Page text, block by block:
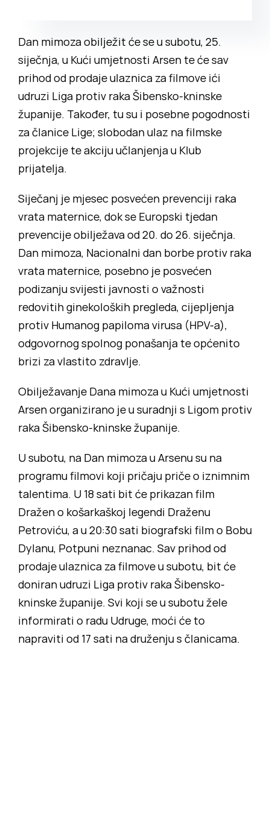
Dan mimoza obilježit će se u subotu, 25.
siječnja, u Kući umjetnosti Arsen te će sav
prihod od prodaje ulaznica za filmove ići
udruzi Liga protiv raka Šibensko-kninske
županije. Također, tu su i posebne pogodnosti
za članice Lige; slobodan ulaz na filmske
projekcije te akciju učlanjenja u Klub
prijatelja.
Siječanj je mjesec posvećen prevenciji raka
vrata maternice, dok se Europski tjedan
prevencije obilježava od 20. do 26. siječnja.
Dan mimoza, Nacionalni dan borbe protiv raka
vrata maternice, posebno je posvećen
podizanju svijesti javnosti o važnosti
redovitih ginekoloških pregleda, cijepljenja
protiv Humanog papiloma virusa (HPV-a),
odgovornog spolnog ponašanja te općenito
brizi za vlastito zdravlje.
Obilježavanje Dana mimoza u Kući umjetnosti
Arsen organizirano je u suradnji s Ligom protiv
raka Šibensko-kninske županije.
U subotu, na Dan mimoza u Arsenu su na
programu filmovi koji pričaju priče o iznimnim
talentima. U 18 sati bit će prikazan film
Dražen o košarkaškoj legendi Draženu
Petroviću, a u 20:30 sati biografski film o Bobu
Dylanu, Potpuni neznanac. Sav prihod od
prodaje ulaznica za filmove u subotu, bit će
doniran udruzi Liga protiv raka Šibensko-
kninske županije. Svi koji se u subotu žele
informirati o radu Udruge, moći će to
napraviti od 17 sati na druženju s članicama.